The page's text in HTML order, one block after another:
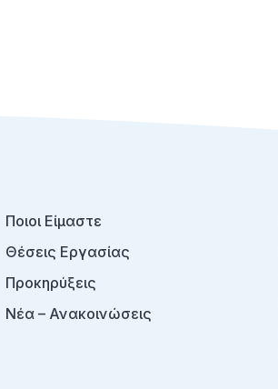
Ποιοι Είμαστε
Θέσεις Εργασίας
Προκηρύξεις
Νέα – Ανακοινώσεις